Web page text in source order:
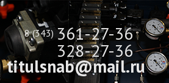
8 (343) 361-27-36
328-27-36
titulsnab@mail.ru